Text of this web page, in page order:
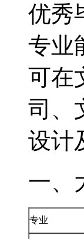
优秀
专业
可在
司、
设计
一、
专业